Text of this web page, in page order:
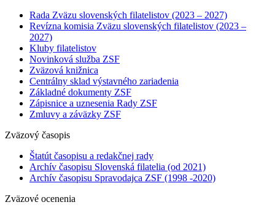
Rada Zväzu slovenských filatelistov (2023 – 2027)
Revízna komisia Zväzu slovenských filatelistov (2023 –
2027)
Kluby filatelistov
Novinková služba ZSF
Zväzová knižnica
Centrálny sklad výstavného zariadenia
Základné dokumenty ZSF
Zápisnice a uznesenia Rady ZSF
Zmluvy a záväzky ZSF
Zväzový časopis
Štatút časopisu a redakčnej rady
Archív časopisu Slovenská filatelia (od 2021)
Archív časopisu Spravodajca ZSF (1998 -2020)
Zväzové ocenenia